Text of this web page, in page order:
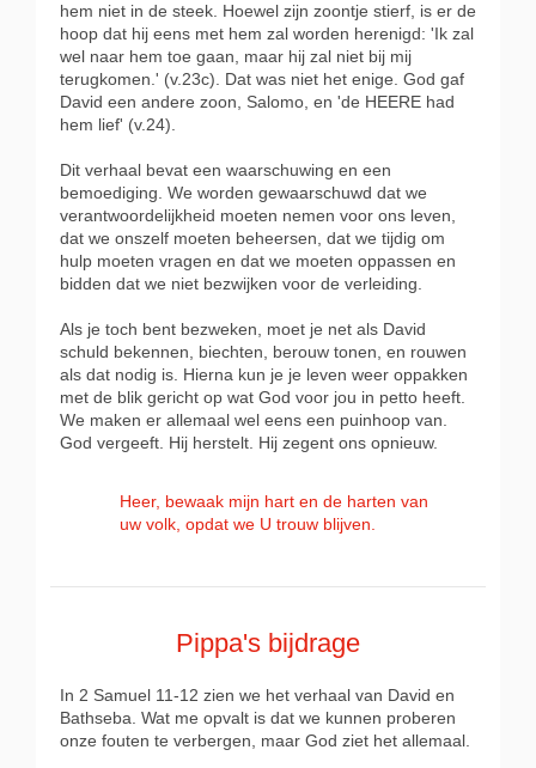
hem niet in de steek. Hoewel zijn zoontje stierf, is er de
hoop dat hij eens met hem zal worden herenigd: 'Ik zal
wel naar hem toe gaan, maar hij zal niet bij mij
terugkomen.' (v.23c). Dat was niet het enige. God gaf
David een andere zoon, Salomo, en 'de HEERE had
hem lief' (v.24).
Dit verhaal bevat een waarschuwing en een
bemoediging. We worden gewaarschuwd dat we
verantwoordelijkheid moeten nemen voor ons leven,
dat we onszelf moeten beheersen, dat we tijdig om
hulp moeten vragen en dat we moeten oppassen en
bidden dat we niet bezwijken voor de verleiding.
Als je toch bent bezweken, moet je net als David
schuld bekennen, biechten, berouw tonen, en rouwen
als dat nodig is. Hierna kun je je leven weer oppakken
met de blik gericht op wat God voor jou in petto heeft.
We maken er allemaal wel eens een puinhoop van.
God vergeeft. Hij herstelt. Hij zegent ons opnieuw.
Heer, bewaak mijn hart en de harten van
uw volk, opdat we U trouw blijven.
Pippa's bijdrage
In 2 Samuel 11-12 zien we het verhaal van David en
Bathseba. Wat me opvalt is dat we kunnen proberen
onze fouten te verbergen, maar God ziet het allemaal.